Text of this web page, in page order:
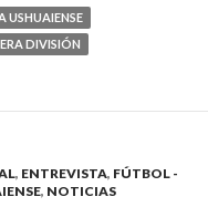
USHUAIENSE
DIVISIÓN
, ENTREVISTA, FÚTBOL -
, NOTICIAS